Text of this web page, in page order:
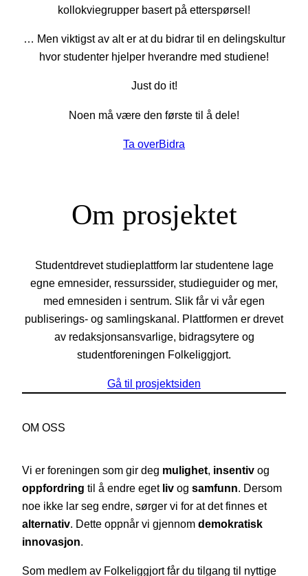
kollokviegrupper basert på etterspørsel!
… Men viktigst av alt er at du bidrar til en delingskultur
hvor studenter hjelper hverandre med studiene!
Just do it!
Noen må være den første til å dele!
Ta overBidra
Om prosjektet
Studentdrevet studieplattform lar studentene lage
egne emnesider, ressurssider, studieguider og mer,
med emnesiden i sentrum. Slik får vi vår egen
publiserings- og samlingskanal. Plattformen er drevet
av redaksjonsansvarlige, bidragsytere og
studentforeningen Folkeliggjort.
Gå til prosjektsiden
OM OSS
Vi er foreningen som gir deg mulighet, insentiv og
oppfordring til å endre eget liv og samfunn. Dersom
noe ikke lar seg endre, sørger vi for at det finnes et
alternativ. Dette oppnår vi gjennom demokratisk
innovasjon.
Som medlem av Folkeliggjort får du tilgang til nyttige